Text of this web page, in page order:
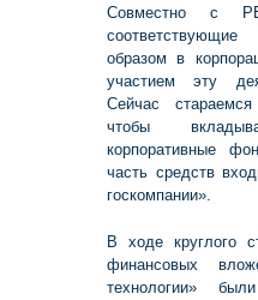
Совместно с
образом в
участием эту
Сейчас
чтобы
корпоративные
часть средств
госкомпании».
В ходе круглого
финансовых
технологии»